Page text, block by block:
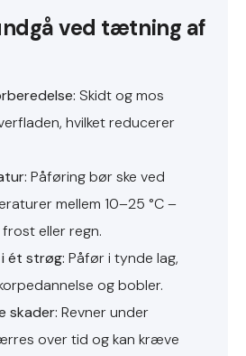
ved tætning af
Skidt og mos
hvilket reducerer
Påføring bør ske ved
mellem 10–25 °C –
eller regn.
ét strøg: Påfør i tynde lag,
og bobler.
skader: Revner under
over tid og kan kræve